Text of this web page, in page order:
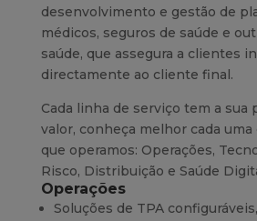
desenvolvimento e gestão de
médicos, seguros de saúde e
saúde, que assegura a clientes
directamente ao cliente final.
Cada linha de serviço tem a sua
valor, conheça melhor cada uma
que operamos: Operações,
Risco, Distribuição e Saúde
Operações
Soluções de TPA